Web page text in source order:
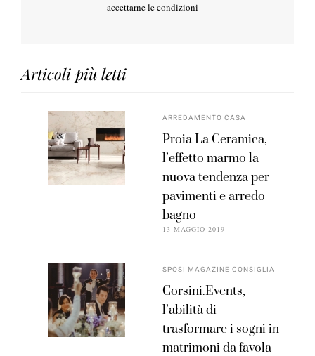
accettarne le condizioni
Articoli più letti
ARREDAMENTO CASA
Proia La Ceramica,
l’effetto marmo la
nuova tendenza per
pavimenti e arredo
bagno
13 MAGGIO 2019
SPOSI MAGAZINE CONSIGLIA
Corsini.Events,
l’abilità di
trasformare i sogni in
matrimoni da favola